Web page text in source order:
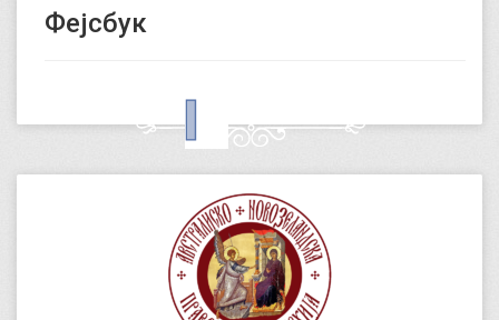
Фејсбук